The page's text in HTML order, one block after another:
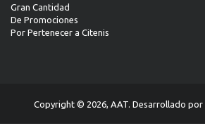
Gran Cantidad
De Promociones
Por Pertenecer a Citenis
Copyright © 2026, AAT. Desarrollado por